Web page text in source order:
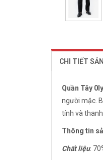
CHI TIẾT
Quần Tây
người mặc.
tính và
Thông tin
Chất liệu: